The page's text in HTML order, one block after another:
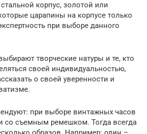
корпус, золотой или
царапины на корпусе только
при выборе данного
творческие натуры и те, кто
своей индивидуальностью,
о своей уверенности и
при выборе винтажных часов
со съемным ремешком. Тогда всегда